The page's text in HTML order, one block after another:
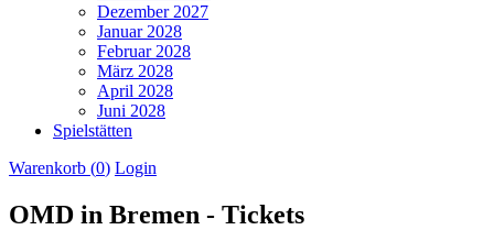
Dezember 2027
Januar 2028
Februar 2028
März 2028
April 2028
Juni 2028
Spielstätten
Warenkorb (0) Login
OMD in Bremen - Tickets